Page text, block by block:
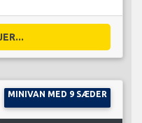
MINIVAN MED 9 SÆDER